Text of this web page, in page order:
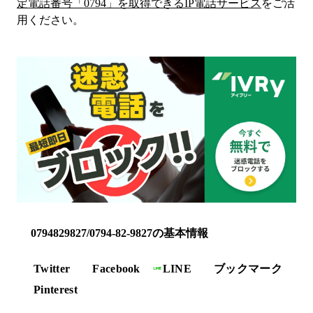
定電話番号「 0794 」を取得できるIP電話サービス をご活
用ください。
0794829827/0794-82-9827の基本情報
Twitter Facebook LINE
ブックマーク
Pinterest